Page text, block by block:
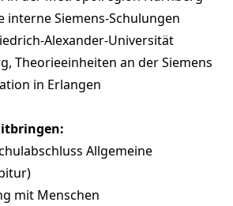
interne Siemens-Schulungen
Alexander-Universität
Theorieeinheiten an der Siemens
in Erlangen
Allgemeine
mit Menschen